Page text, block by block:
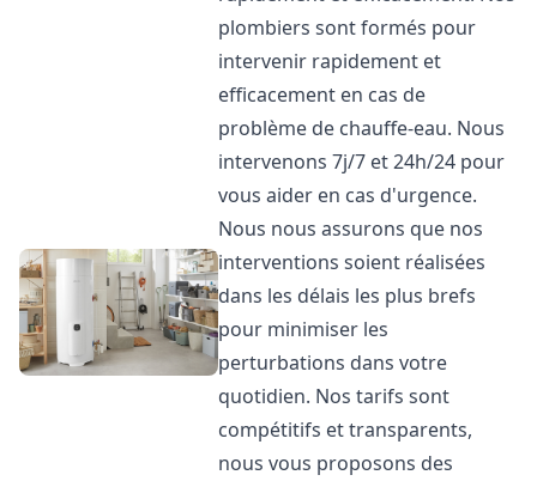
plombiers sont formés pour
intervenir rapidement et
efficacement en cas de
problème de chauffe-eau. Nous
intervenons 7j/7 et 24h/24 pour
vous aider en cas d'urgence.
Nous nous assurons que nos
interventions soient réalisées
dans les délais les plus brefs
pour minimiser les
perturbations dans votre
quotidien. Nos tarifs sont
compétitifs et transparents,
nous vous proposons des